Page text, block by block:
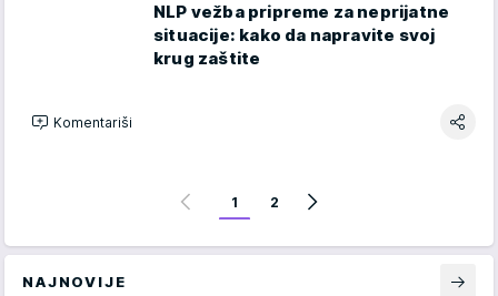
NLP vežba pripreme za neprijatne
situacije: kako da napravite svoj
krug zaštite
Komentariši
1 2
NAJNOVIJE